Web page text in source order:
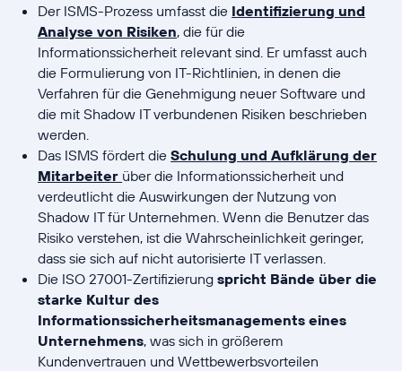
Der ISMS-Prozess umfasst die Identifizierung und
Analyse von Risiken, die für die
Informationssicherheit relevant sind. Er umfasst auch
die Formulierung von IT-Richtlinien, in denen die
Verfahren für die Genehmigung neuer Software und
die mit Shadow IT verbundenen Risiken beschrieben
werden.
Das ISMS fördert dieSchulung und Aufklärung der
Mitarbeiter über die Informationssicherheit und
verdeutlicht die Auswirkungen der Nutzung von
Shadow IT für Unternehmen. Wenn die Benutzer das
Risiko verstehen, ist die Wahrscheinlichkeit geringer,
dass sie sich auf nicht autorisierte IT verlassen.
Die ISO 27001-Zertifizierungspricht Bände über die
starke Kultur des
Informationssicherheitsmanagements eines
Unternehmens, was sich in größerem
Kundenvertrauen und Wettbewerbsvorteilen